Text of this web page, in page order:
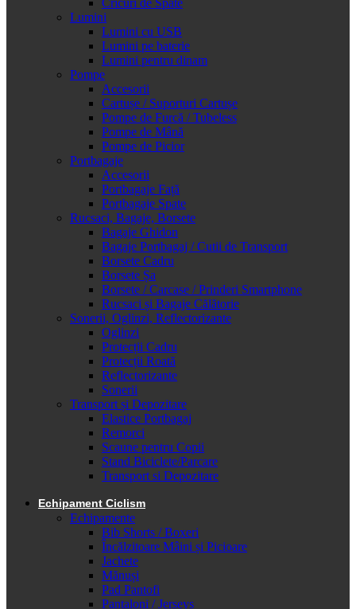
Lumini
Lumini cu USB
Lumini pe baterie
Lumini pentru dinam
Pompe
Accesorii
Cartușe / Suporturi Cartușe
Pompe de Furcă / Tubeless
Pompe de Mână
Pompe de Picior
Portbagaje
Accesorii
Portbagaje Față
Portbagaje Spate
Rucsaci, Bagaje, Borsete
Bagaje Ghidon
Bagaje Portbagaj / Cutii de Transport
Borsete Cadru
Borsete Șa
Borsete / Carcase / Prinderi Smartphone
Rucsaci și Bagaje Călătorie
Sonerii, Oglinzi, Reflectorizante
Oglinzi
Protecții Cadru
Protecții Roată
Reflectorizante
Sonerii
Transport și Depozitare
Elastice Portbagaj
Remorci
Scaune pentru Copii
Stand Biciclete/Parcare
Transport si Depozitare
Echipament Ciclism
Echipamente
Bib Shorts / Boxeri
Încălzitoare Mâini și Picioare
Jachete
Mănuși
Pad Pantofi
Pantaloni / Jerseys